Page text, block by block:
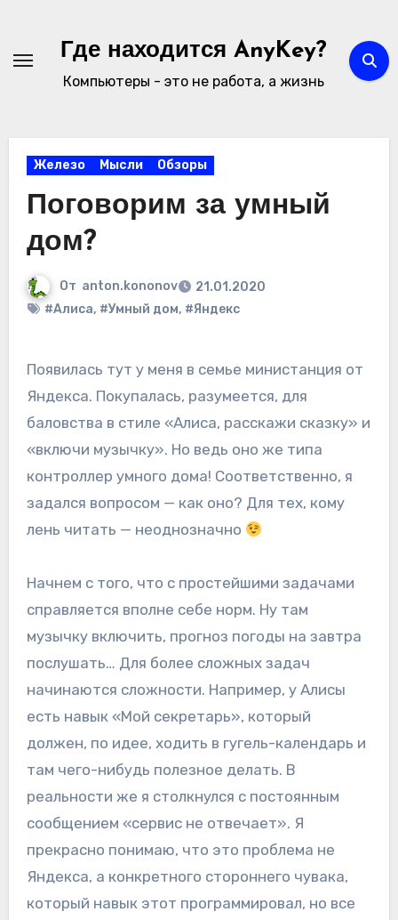
содержимомуГде находится AnyKey?
Компьютеры - это не работа, а жизнь
Железо Мысли Обзоры
Поговорим за умный
дом?
От anton.kononov
21.01.2020
#Алиса, #Умный дом, #Яндекс
Появилась тут у меня в семье министанция от
Яндекса. Покупалась, разумеется, для
баловства в стиле «Алиса, расскажи сказку» и
«включи музычку». Но ведь оно же типа
контроллер умного дома! Соответственно, я
задался вопросом — как оно? Для тех, кому
лень читать — неоднозначно
Начнем с того, что с простейшими задачами
справляется вполне себе норм. Ну там
музычку включить, прогноз погоды на завтра
послушать… Для более сложных задач
начинаются сложности. Например, у Алисы
есть навык «Мой секретарь», который
должен, по идее, ходить в гугель-календарь и
там чего-нибудь полезное делать. В
реальности же я столкнулся с постоянным
сообщением «сервис не отвечает». Я
прекрасно понимаю, что это проблема не
Яндекса, а конкретного стороннего чувака,
который навык этот программировал, но все